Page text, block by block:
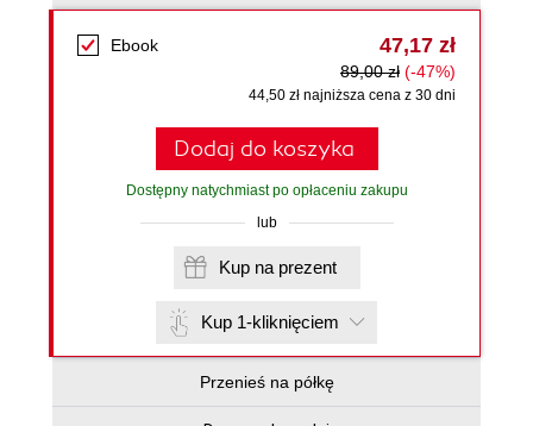
Ebook 47,17 zł
89,00 zł (-47%)
44,50 zł najniższa cena z 30 dni
Dodaj do koszyka
Dostępny natychmiast po opłaceniu zakupu
lub
Kup na prezent
Kup 1-kliknięciem
Przenieś na półkę